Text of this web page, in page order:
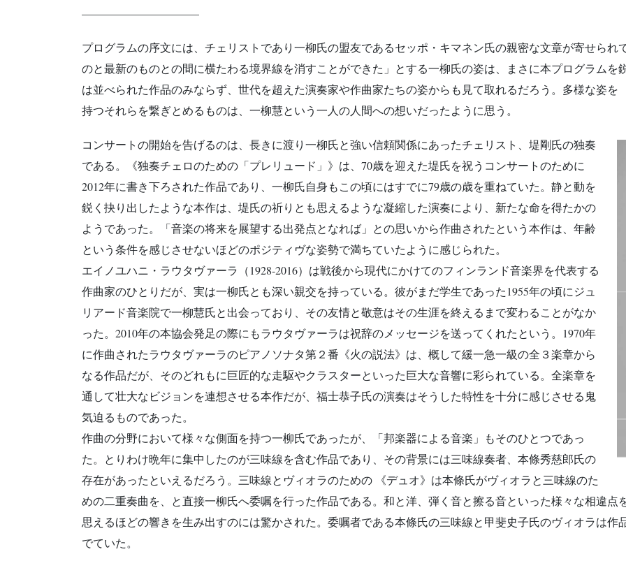
——————————–
プログラムの序文には、チェリストであり一柳氏の盟友であるセッポ・キマネン氏の親密な文章が寄せられ
のと最新のものとの間に横たわる境界線を消すことができた」とする一柳氏の姿は、まさに本プログラム
は並べられた作品のみならず、世代を超えた演奏家や作曲家たちの姿からも見て取れるだろう。多様な姿を
持つそれらを繋ぎとめるものは、一柳慧という一人の人間への想いだったように思う。
コンサートの開始を告げるのは、長きに渡り一柳氏と強い信頼関係にあったチェリスト、堤剛氏の独奏
である。《独奏チェロのための「プレリュード」》は、70歳を迎えた堤氏を祝うコンサートのために
2012年に書き下ろされた作品であり、一柳氏自身もこの頃にはすでに79歳の歳を重ねていた。静と動を
鋭く抉り出したような本作は、堤氏の祈りとも思えるような凝縮した演奏により、新たな命を得たかの
ようであった。「音楽の将来を展望する出発点となれば」との思いから作曲されたという本作は、年齢
という条件を感じさせないほどのポジティヴな姿勢で満ちていたように感じられた。
エイノユハニ・ラウタヴァーラ（1928-2016）は戦後から現代にかけてのフィンランド音楽界を代表する
作曲家のひとりだが、実は一柳氏とも深い親交を持っている。彼がまだ学生であった1955年の頃にジュ
リアード音楽院で一柳慧氏と出会っており、その友情と敬意はその生涯を終えるまで変わることがなか
った。2010年の本協会発足の際にもラウタヴァーラは祝辞のメッセージを送ってくれたという。1970年
に作曲されたラウタヴァーラのピアノソナタ第２番《火の説法》は、概して緩一急一級の全３楽章から
なる作品だが、そのどれもに巨匠的な走駆やクラスターといった巨大な音響に彩られている。全楽章を
通して壮大なビジョンを連想させる本作だが、福士恭子氏の演奏はそうした特性を十分に感じさせる鬼
気迫るものであった。
作曲の分野において様々な側面を持つ一柳氏であったが、「邦楽器による音楽」もそのひとつであっ
た。とりわけ晩年に集中したのが三味線を含む作品であり、その背景には三味線奏者、本條秀慈郎氏の
存在があったといえるだろう。三味線とヴィオラのための 《デュオ》は本條氏がヴィオラと三味線のた
めの二重奏曲を、と直接一柳氏へ委嘱を行った作品である。和と洋、弾く音と擦る音といった様々な相違点
思えるほどの響きを生み出すのには驚かされた。委嘱者である本條氏の三味線と甲斐史子氏のヴィオラは
でていた。